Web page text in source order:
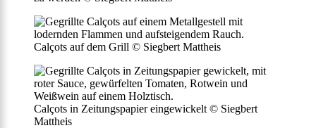
Calçots auf dem Grill © Siegbert Mattheis
Calçots in Zeitungspapier eingewickelt © Siegbert
Mattheis